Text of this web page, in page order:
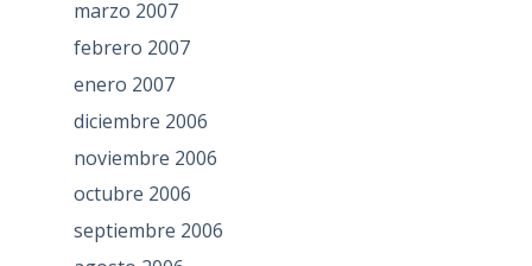
marzo 2007
febrero 2007
enero 2007
diciembre 2006
noviembre 2006
octubre 2006
septiembre 2006